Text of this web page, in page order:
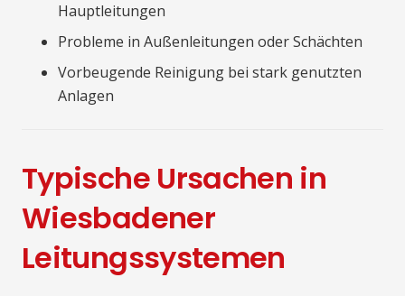
Hauptleitungen
Probleme in Außenleitungen oder Schächten
Vorbeugende Reinigung bei stark genutzten
Anlagen
Typische Ursachen in
Wiesbadener
Leitungssystemen